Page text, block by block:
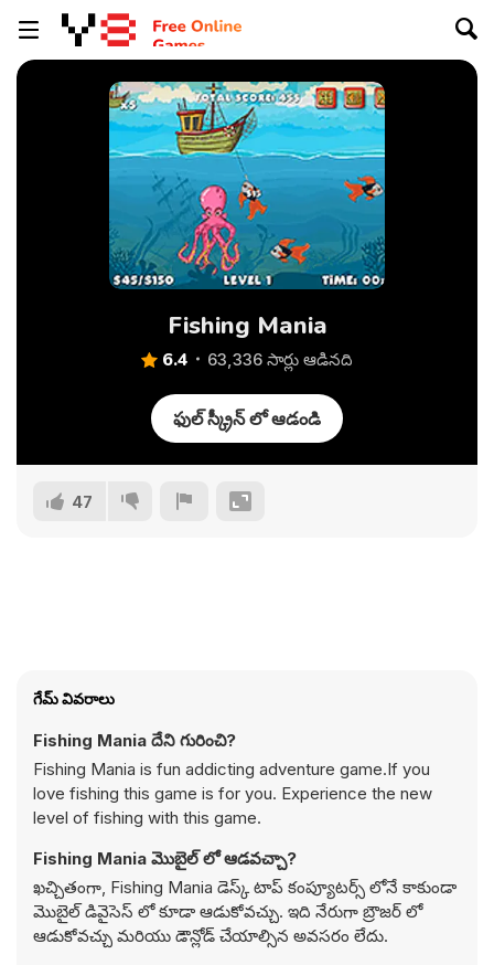
Fishing Mania
6.4 63,336 సార్లు ఆడినది
ఫుల్ స్క్రీన్ లో ఆడండి
47
గేమ్ వివరాలు
Fishing Mania దేని గురించి?
Fishing Mania is fun addicting adventure game.If you
love fishing this game is for you. Experience the new
level of fishing with this game.
Fishing Mania మొబైల్ లో ఆడవచ్చా?
ఖచ్చితంగా, Fishing Mania డెస్క్ టాప్ కంప్యూటర్స్ లోనే కాకుండా
మొబైల్ డివైసెస్ లో కూడా ఆడుకోవచ్చు. ఇది నేరుగా బ్రౌజర్ లో
ఆడుకోవచ్చు మరియు డౌన్లోడ్ చేయాల్సిన అవసరం లేదు.